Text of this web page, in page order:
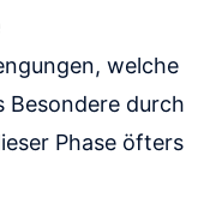
welche
Besondere durch
Phase öfters